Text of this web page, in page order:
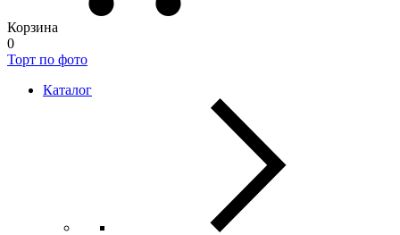
Корзина
0
Торт по фото
Каталог